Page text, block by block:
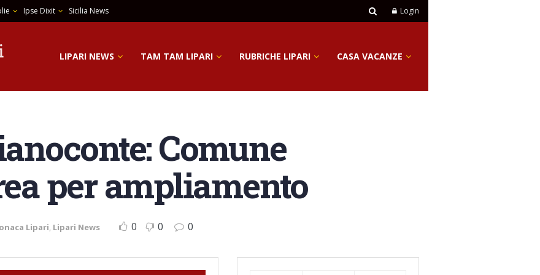
Ipse Dixit Sicilia News Login
LIPARI NEWS TAM TAM LIPARI RUBRICHE LIPARI CASA VACANZE
Comune
per ampliamento
Lipari, Lipari News 0 0 0